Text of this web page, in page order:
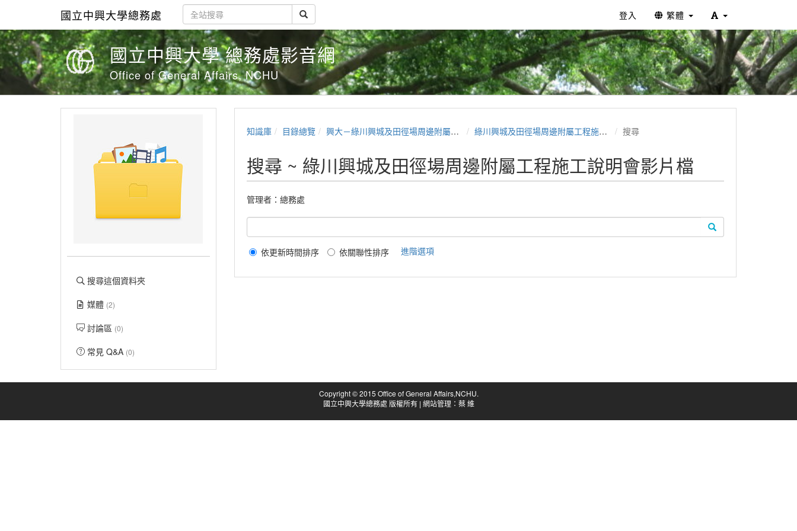
國立中興大學總務處 登入 繁體
國立中興大學 總務處影音網
Office of General Affairs, NCHU
搜尋這個資料夾
媒體 (2)
討論區 (0)
常見 Q&A (0)
知識庫 目錄總覽 興大－綠川興城及田徑場周邊附屬工程施工說明會 綠川興城及田徑場周邊附屬工程施工說明會影片檔 搜尋
搜尋 ~ 綠川興城及田徑場周邊附屬工程施工說明會影片檔
管理者： 總務處
依更新時間排序 依關聯性排序 進階選項
Copyright © 2015 Office of General Affairs,NCHU.
國立中興大學總務處 版權所有 | 網站管理：蔡 維